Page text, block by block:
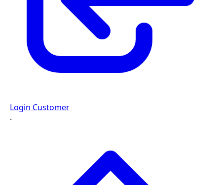
Login Customer
·